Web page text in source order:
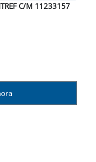
C/M 11233157